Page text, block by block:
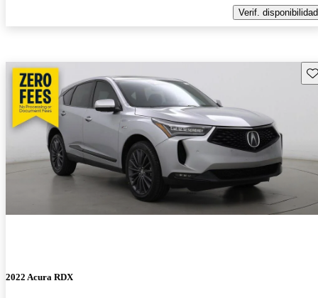
Verif. disponibilidad
2022 Acura RDX